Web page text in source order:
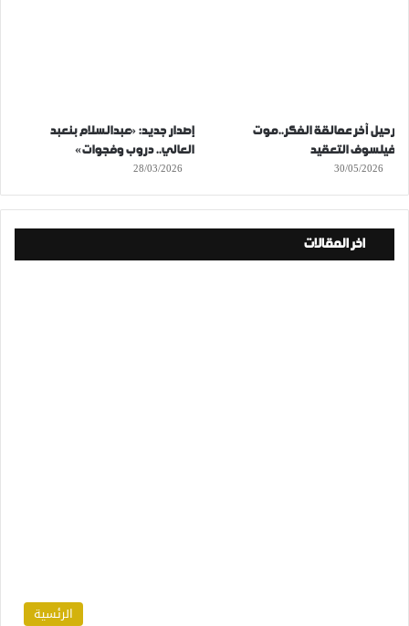
رحيل آخر عمالقة الفكر..موت
فيلسوف التعقيد
30/05/2026
إصدار جديد: «عبدالسلام بنعبد
العالي.. دروب وفجوات»
28/03/2026
اخر المقالات
الرئسية